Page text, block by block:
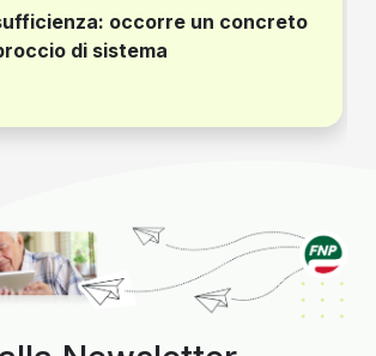
occorre un concreto
di sistema